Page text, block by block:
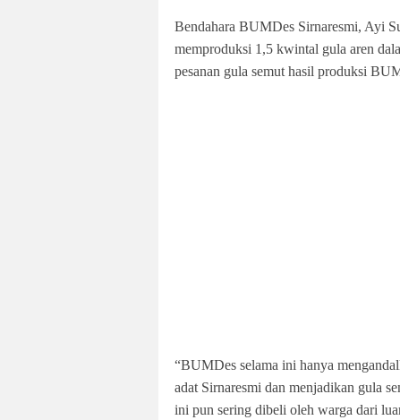
Bendahara BUMDes Sirnaresmi, Ayi
memproduksi 1,5 kwintal gula aren
pesanan gula semut hasil produksi
“BUMDes selama ini hanya
adat Sirnaresmi dan menjadikan gula
ini pun sering dibeli oleh warga dari